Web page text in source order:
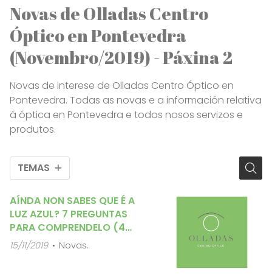
Novas de Olladas Centro
Óptico en Pontevedra
(Novembro/2019) - Páxina 2
Novas de interese de Olladas Centro Óptico en
Pontevedra. Todas as novas e a información relativa
á óptica en Pontevedra e todos nosos servizos e
produtos.
TEMAS
AÍNDA NON SABES QUE É A
LUZ AZUL? 7 PREGUNTAS
PARA COMPRENDELO (4
PRIMEIROS)
15/11/2019 Novas.